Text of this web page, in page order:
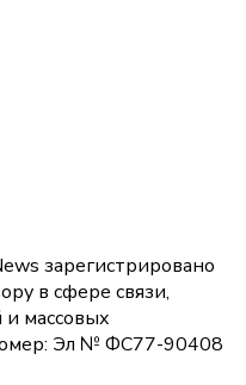
зарегистрировано
в сфере связи,
массовых
Эл № ФС77-90408